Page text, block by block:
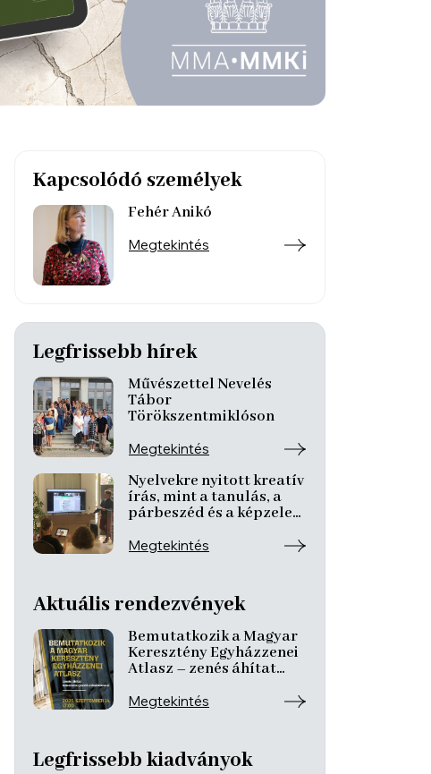
Kapcsolódó személyek
Fehér Anikó
Megtekintés
Legfrissebb hírek
Művészettel Nevelés
Tábor
Törökszentmiklóson
Megtekintés
Nyelvekre nyitott kreatív
írás, mint a tanulás, a
párbeszéd és a képzelet
Megtekintés
Aktuális rendezvények
Bemutatkozik a Magyar
Keresztény Egyházzenei
Atlasz – zenés áhítat
előadásokkal
Megtekintés
Legfrissebb kiadványok